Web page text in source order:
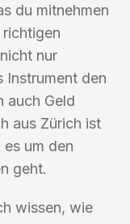
du mitnehmen
nur
Instrument den
auch Geld
aus Zürich ist
um den
geht.
wissen, wie